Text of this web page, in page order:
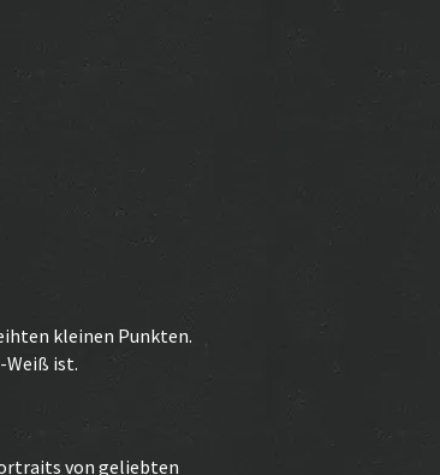
kleinen Punkten.
Weiß ist.
von geliebten